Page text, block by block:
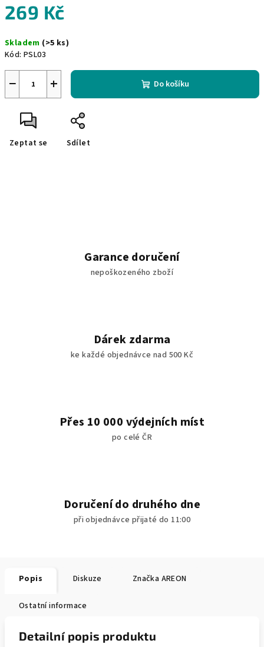
269 Kč
cena:
Skladem (>5 ks)
Kód: PSL03
+
− Do košíku
Zeptat se Sdílet
Garance doručení
nepoškozeného zboží
Dárek zdarma
ke každé objednávce nad 500 Kč
Přes 10 000 výdejních míst
po celé ČR
Doručení do druhého dne
při objednávce přijaté do 11:00
Popis Diskuze Značka AREON
Ostatní informace
Detailní popis produktu